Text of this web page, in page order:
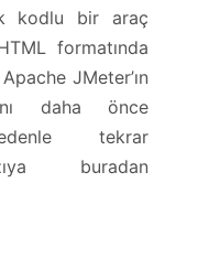
kodlu bir araç
formatında
JMeter’ın
daha önce
tekrar
buradan